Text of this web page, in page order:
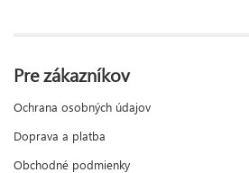
Pre zákazníkov
Ochrana osobných údajov
Doprava a platba
Obchodné podmienky